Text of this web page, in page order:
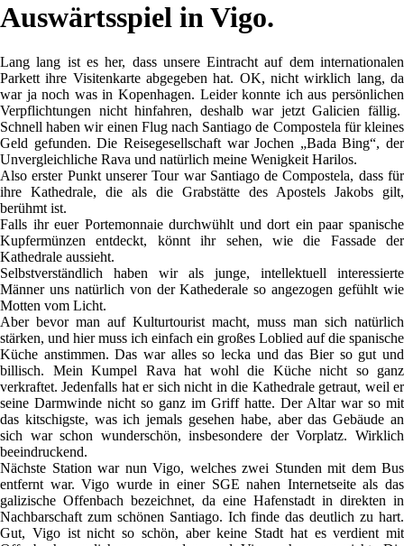
Auswärtsspiel in Vigo.
Lang lang ist es her, dass unsere Eintracht auf dem internationalen
Parkett ihre Visitenkarte abgegeben hat. OK, nicht wirklich lang, da
war ja noch was in Kopenhagen. Leider konnte ich aus persönlichen
Verpflichtungen nicht hinfahren, deshalb war jetzt Galicien fällig.
Schnell haben wir einen Flug nach Santiago de Compostela für kleines
Geld gefunden. Die Reisegesellschaft war Jochen „Bada Bing“, der
Unvergleichliche Rava und natürlich meine Wenigkeit Harilos.
Also erster Punkt unserer Tour war Santiago de Compostela, dass für
ihre Kathedrale, die als die Grabstätte des Apostels Jakobs gilt,
berühmt ist.
Falls ihr euer Portemonnaie durchwühlt und dort ein paar spanische
Kupfermünzen entdeckt, könnt ihr sehen, wie die Fassade der
Kathedrale aussieht.
Selbstverständlich haben wir als junge, intellektuell interessierte
Männer uns natürlich von der Kathederale so angezogen gefühlt wie
Motten vom Licht.
Aber bevor man auf Kulturtourist macht, muss man sich natürlich
stärken, und hier muss ich einfach ein großes Loblied auf die spanische
Küche anstimmen. Das war alles so lecka und das Bier so gut und
billisch. Mein Kumpel Rava hat wohl die Küche nicht so ganz
verkraftet. Jedenfalls hat er sich nicht in die Kathedrale getraut, weil er
seine Darmwinde nicht so ganz im Griff hatte. Der Altar war so mit
das kitschigste, was ich jemals gesehen habe, aber das Gebäude an
sich war schon wunderschön, insbesondere der Vorplatz. Wirklich
beeindruckend.
Nächste Station war nun Vigo, welches zwei Stunden mit dem Bus
entfernt war. Vigo wurde in einer SGE nahen Internetseite als das
galizische Offenbach bezeichnet, da eine Hafenstadt in direkten in
Nachbarschaft zum schönen Santiago. Ich finde das deutlich zu hart.
Gut, Vigo ist nicht so schön, aber keine Stadt hat es verdient mit